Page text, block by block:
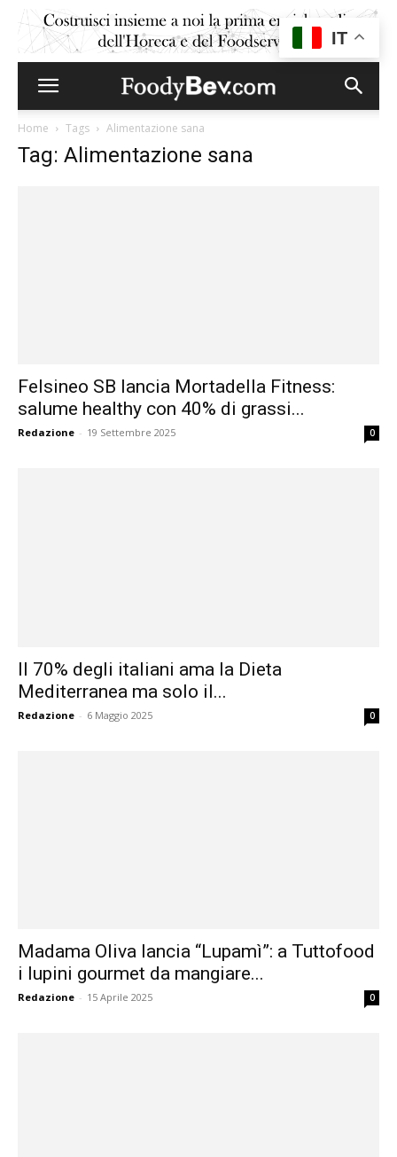
Home Tags Alimentazione sana
Tag: Alimentazione sana
Felsineo SB lancia Mortadella Fitness:
salume healthy con 40% di grassi...
Redazione - 19 Settembre 2025 0
Il 70% degli italiani ama la Dieta
Mediterranea ma solo il...
Redazione - 6 Maggio 2025 0
Madama Oliva lancia “Lupamì”: a Tuttofood
i lupini gourmet da mangiare...
Redazione - 15 Aprile 2025 0
IT